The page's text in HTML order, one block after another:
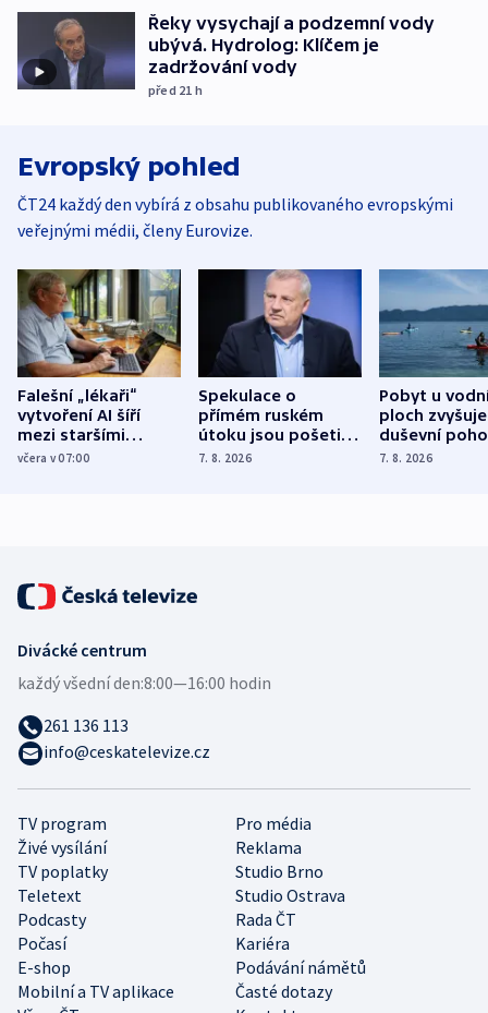
Řeky vysychají a podzemní vody
ubývá. Hydrolog: Klíčem je
zadržování vody
před 21 h
Evropský pohled
ČT24 každý den vybírá z obsahu publikovaného evropskými
veřejnými médii, členy Eurovize.
Falešní „lékaři“
vytvoření AI šíří
mezi staršími
Poláky nebezpečné
včera v 07:00
Spekulace o
přímém ruském
útoku jsou pošetilé,
míní estonský
7. 8. 2026
Pobyt u
ploch zvyšuje
duševní
ukázala
7. 8. 2026
TV program
Pro média
Živé vysílání
Reklama
TV poplatky
Studio Brno
Teletext
Studio Ostrava
Podcasty
Rada ČT
Počasí
Kariéra
E-shop
Podávání námětů
Mobilní a TV aplikace
Časté dotazy
Divácké centrum
každý všední den:8:00—16:00 hodin
261 136 113
info@ceskatelevize.cz